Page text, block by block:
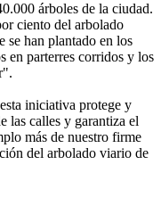
árboles de la ciudad.
ciento del arbolado
se han plantado en los
en parterres corridos y los
iniciativa protege y
las calles y garantiza el
más de nuestro firme
del arbolado viario de